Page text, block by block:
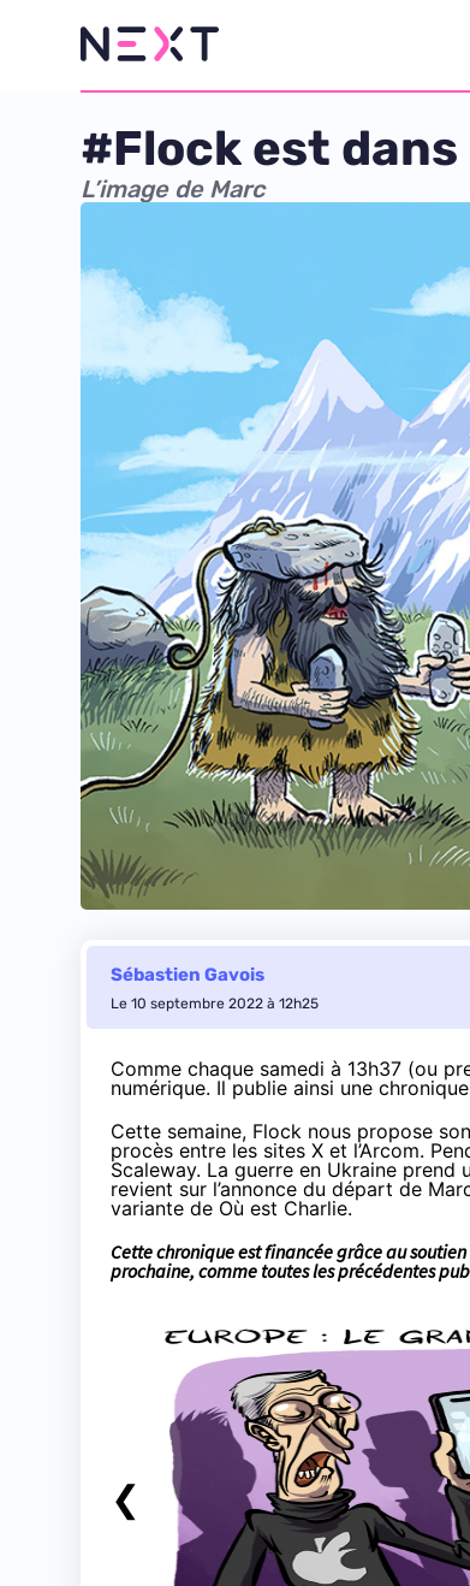
#Flock est
L’image de Marc
Sébastien Gavois
Le 10 septembre 2022 à 12h25
Comme chaque samedi à 13h37 (ou
numérique. Il publie ainsi une
Cette semaine, Flock nous propose
procès entre les sites X et l’Arcom.
Scaleway. La guerre en Ukraine
revient sur l’annonce du départ de
variante de Où est Charlie.
Cette chronique est financée grâce au soutien
prochaine, comme toutes les précédentes
❮